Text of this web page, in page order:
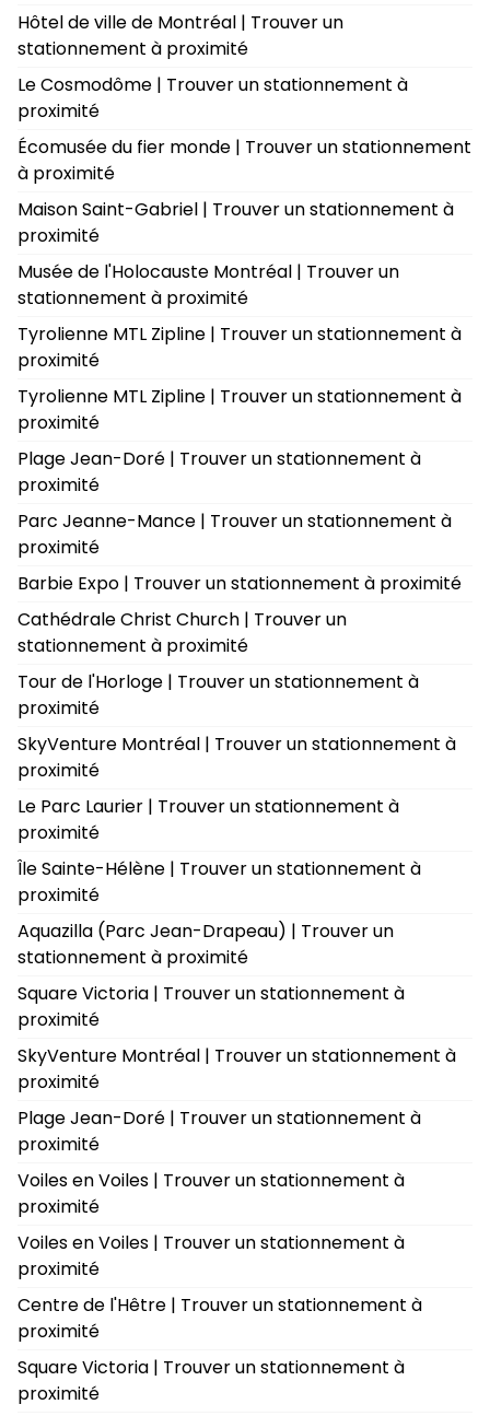
Hôtel de ville de Montréal | Trouver un
stationnement à proximité
Le Cosmodôme | Trouver un stationnement à
proximité
Écomusée du fier monde | Trouver un stationnement
à proximité
Maison Saint-Gabriel | Trouver un stationnement à
proximité
Musée de l'Holocauste Montréal | Trouver un
stationnement à proximité
Tyrolienne MTL Zipline | Trouver un stationnement à
proximité
Tyrolienne MTL Zipline | Trouver un stationnement à
proximité
Plage Jean-Doré | Trouver un stationnement à
proximité
Parc Jeanne-Mance | Trouver un stationnement à
proximité
Barbie Expo | Trouver un stationnement à proximité
Cathédrale Christ Church | Trouver un
stationnement à proximité
Tour de l'Horloge | Trouver un stationnement à
proximité
SkyVenture Montréal | Trouver un stationnement à
proximité
Le Parc Laurier | Trouver un stationnement à
proximité
Île Sainte-Hélène | Trouver un stationnement à
proximité
Aquazilla (Parc Jean-Drapeau) | Trouver un
stationnement à proximité
Square Victoria | Trouver un stationnement à
proximité
SkyVenture Montréal | Trouver un stationnement à
proximité
Plage Jean-Doré | Trouver un stationnement à
proximité
Voiles en Voiles | Trouver un stationnement à
proximité
Voiles en Voiles | Trouver un stationnement à
proximité
Centre de l'Hêtre | Trouver un stationnement à
proximité
Square Victoria | Trouver un stationnement à
proximité